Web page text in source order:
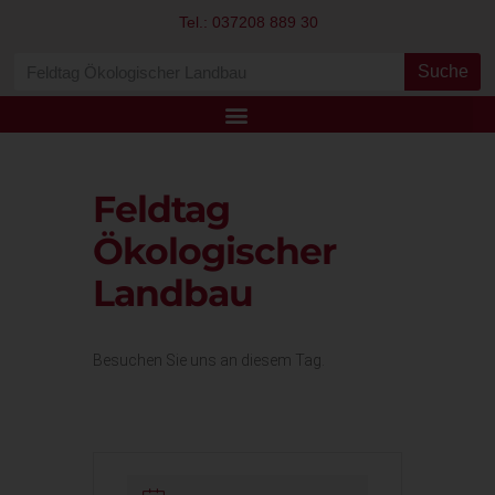
Tel.: 037208 889 30
Suche
Feldtag
Ökologischer
Landbau
Besuchen Sie uns an diesem Tag.